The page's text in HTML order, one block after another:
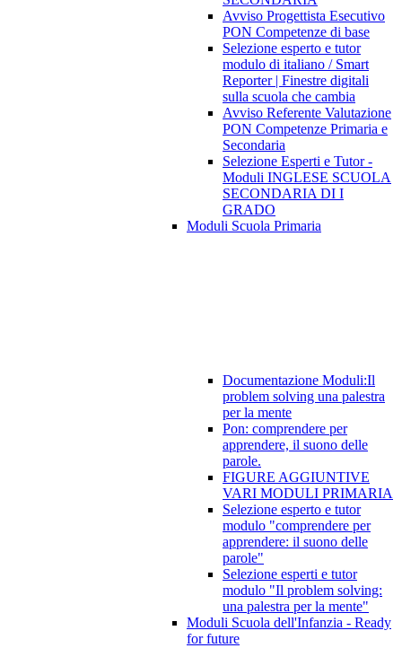
Avviso Progettista Esecutivo
PON Competenze di base
Selezione esperto e tutor
modulo di italiano / Smart
Reporter | Finestre digitali
sulla scuola che cambia
Avviso Referente Valutazione
PON Competenze Primaria e
Secondaria
Selezione Esperti e Tutor -
Moduli INGLESE SCUOLA
SECONDARIA DI I
GRADO
Moduli Scuola Primaria
Documentazione Moduli:Il
problem solving una palestra
per la mente
Pon: comprendere per
apprendere, il suono delle
parole.
FIGURE AGGIUNTIVE
VARI MODULI PRIMARIA
Selezione esperto e tutor
modulo "comprendere per
apprendere: il suono delle
parole"
Selezione esperti e tutor
modulo "Il problem solving:
una palestra per la mente"
Moduli Scuola dell'Infanzia - Ready
for future